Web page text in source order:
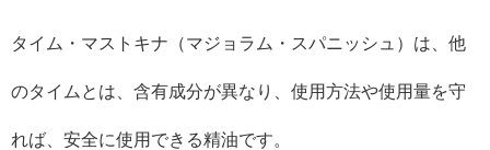
タイム・マストキナ（マジョラム・スパニッシュ）は、他
のタイムとは、含有成分が異なり、使用方法や使用量を守
れば、安全に使用できる精油です。